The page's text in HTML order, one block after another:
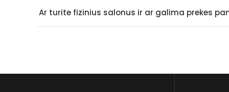
Ar turite fizinius salonus ir ar galima prekes